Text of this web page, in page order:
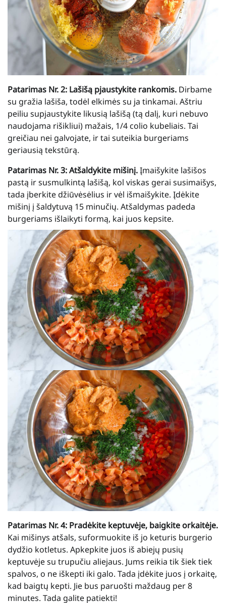
Patarimas Nr. 2: Lašišą pjaustykite rankomis. Dirbame
su gražia lašiša, todėl elkimės su ja tinkamai. Aštriu
peiliu supjaustykite likusią lašišą (tą dalį, kuri nebuvo
naudojama rišikliui) mažais, 1/4 colio kubeliais. Tai
greičiau nei galvojate, ir tai suteikia burgeriams
geriausią tekstūrą.
Patarimas Nr. 3: Atšaldykite mišinį.Įmaišykite lašišos
pastą ir susmulkintą lašišą, kol viskas gerai susimaišys,
tada įberkite džiūvėsėlius ir vėl išmaišykite. Įdėkite
mišinį į šaldytuvą 15 minučių. Atšaldymas padeda
burgeriams išlaikyti formą, kai juos kepsite.
Patarimas Nr. 4: Pradėkite keptuvėje, baigkite orkaitėje.
Kai mišinys atšals, suformuokite iš jo keturis burgerio
dydžio kotletus. Apkepkite juos iš abiejų pusių
keptuvėje su trupučiu aliejaus. Jums reikia tik šiek tiek
spalvos, o ne iškepti iki galo. Tada įdėkite juos į orkaitę,
kad baigtų kepti. Jie bus paruošti maždaug per 8
minutes. Tada galite patiekti!